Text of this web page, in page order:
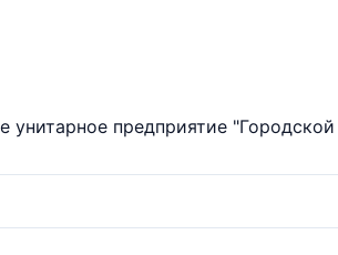
унитарное предприятие